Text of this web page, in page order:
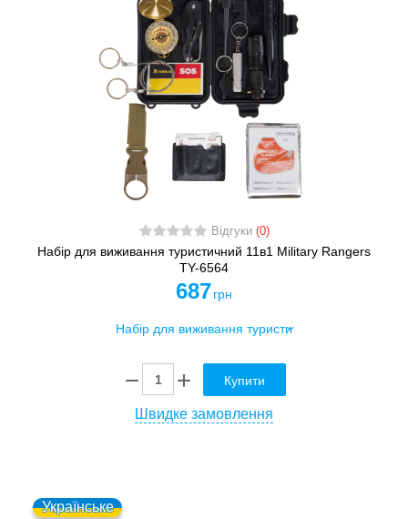
Відгуки (0)
Набір для виживання туристичний 11в1 Military Rangers
TY-6564
687 грн
Купити
Швидке замовлення
Українське